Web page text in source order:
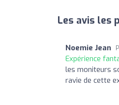
Les avis les
Noemie Jean
Expérience
les moniteurs
ravie de cette